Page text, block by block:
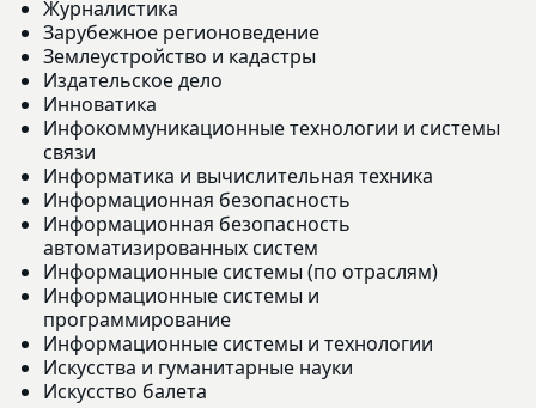
Журналистика
Зарубежное регионоведение
Землеустройство и кадастры
Издательское дело
Инноватика
Инфокоммуникационные технологии и системы
связи
Информатика и вычислительная техника
Информационная безопасность
Информационная безопасность
автоматизированных систем
Информационные системы (по отраслям)
Информационные системы и
программирование
Информационные системы и технологии
Искусства и гуманитарные науки
Искусство балета